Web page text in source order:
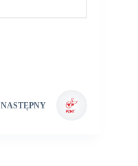
NASTĘPNY